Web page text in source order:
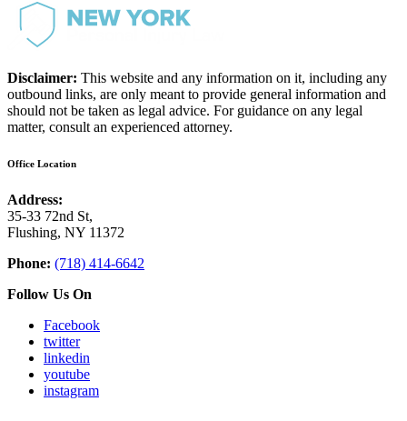
Disclaimer: This website and any information on it, including any
outbound links, are only meant to provide general information and
should not be taken as legal advice. For guidance on any legal
matter, consult an experienced attorney.
Office Location
Address:
35-33 72nd St,
Flushing, NY 11372
Phone: (718) 414-6642
Follow Us On
Facebook
twitter
linkedin
youtube
instagram